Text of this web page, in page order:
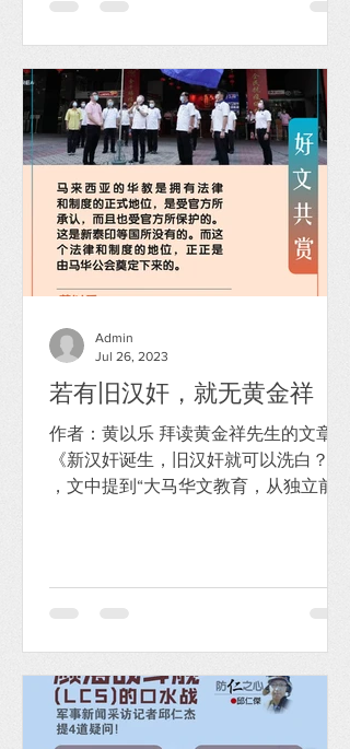
关系的执业律师，我又怎么看？...
若有旧汉奸，就无黄金祥
作者：黄以乐 拜读黄金祥先生的文章
《新汉奸诞生，旧汉奸就可以洗白？》
，文中提到“大马华文教育，从独立前能
一不遭国阵政府的铁腕迫害。马华当时
一直都是政府成员之一，就算不是帮...
Admin
Jul 26, 2023